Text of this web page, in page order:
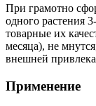
При грамотно
одного растения
товарные их
месяца), не
внешней
Применение